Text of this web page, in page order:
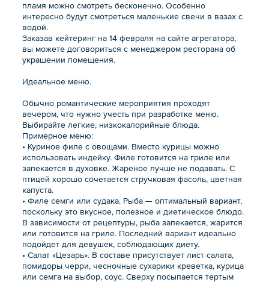
пламя можно смотреть бесконечно. Особенно
интересно будут смотреться маленькие свечи в вазах с
водой.
Заказав кейтеринг на 14 февраля на сайте агрегатора,
вы можете договориться с менеджером ресторана об
украшении помещения.
Идеальное меню.
Обычно романтические мероприятия проходят
вечером, что нужно учесть при разработке меню.
Выбирайте легкие, низкокалорийные блюда.
Примерное меню:
• Куриное филе с овощами. Вместо курицы можно
использовать индейку. Филе готовится на гриле или
запекается в духовке. Жареное лучше не подавать. С
птицей хорошо сочетается стручковая фасоль, цветная
капуста.
• Филе семги или судака. Рыба — оптимальный вариант,
поскольку это вкусное, полезное и диетическое блюдо.
В зависимости от рецептуры, рыба запекается, жарится
или готовится на гриле. Последний вариант идеально
подойдет для девушек, соблюдающих диету.
• Салат «Цезарь». В составе присутствует лист салата,
помидоры черри, чесночные сухарики креветка, курица
или семга на выбор, соус. Сверху посыпается тертым